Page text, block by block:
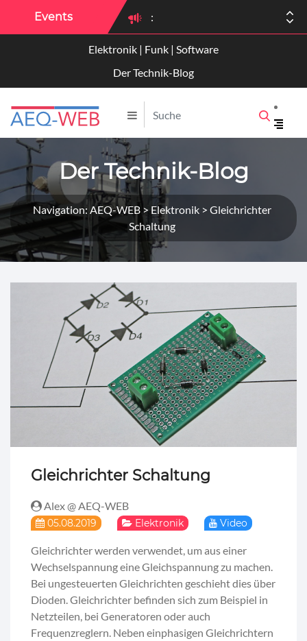
Events :
:
Elektronik | Funk | Software
Der Technik-Blog
Der Technik-Blog
Navigation: AEQ-WEB > Elektronik > Gleichrichter
Schaltung
Gleichrichter Schaltung
Alex @ AEQ-WEB
05.08.2019 Elektronik Video
Gleichrichter werden verwendet, um aus einer
Wechselspannung eine Gleichspannung zu machen.
Bei ungesteuerten Gleichrichten geschieht dies über
Dioden. Gleichrichter befinden sich zum Beispiel in
Netzteilen, bei Generatoren oder auch
Frequenzreglern. Neben einphasigen Gleichrichtern